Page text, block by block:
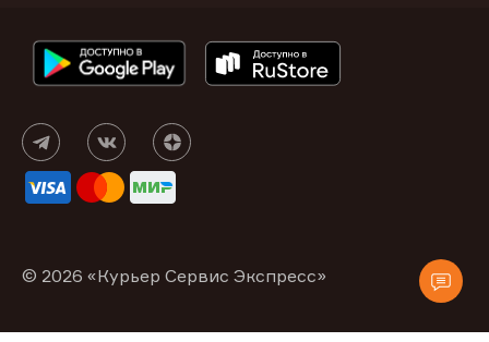
© 2026 «Курьер Сервис Экспресс»